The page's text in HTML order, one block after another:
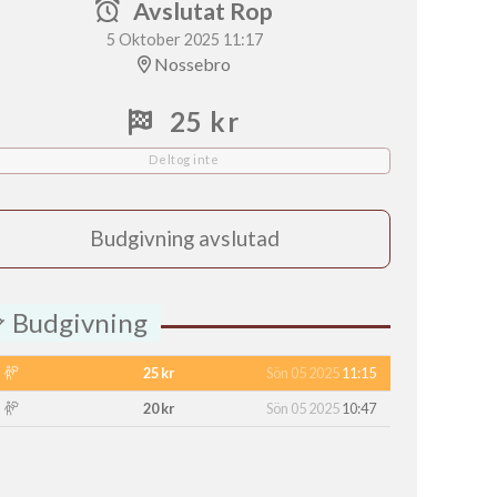
Avslutat Rop
5 Oktober 2025 11:17
Nossebro
25 kr
Deltog inte
Budgivning avslutad
Budgivning
25 kr Sön 05 202511:15
20 kr
Sön 05 202510:47